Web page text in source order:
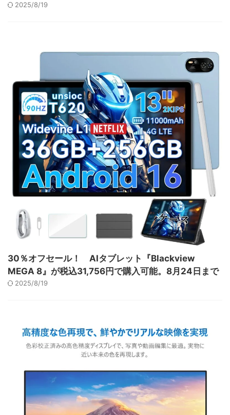
2025/8/19
30％オフセール！ AIタブレット『Blackview
MEGA 8』が税込31,756円で購入可能。8月24日まで
2025/8/19